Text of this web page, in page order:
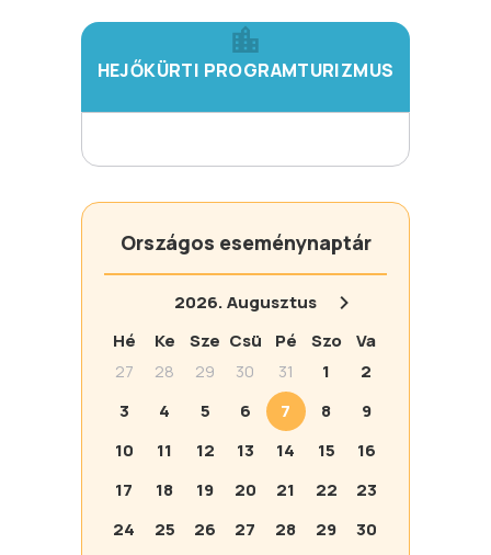
HEJŐKÜRTI PROGRAMTURIZMUS
Országos eseménynaptár
2026.Augusztus
Hé
Ke Sze Csü Pé Szo
Va
27
28 29 30 31 1
2
3
4 5 6 7 8
9
10
11 12 13 14 15
16
17
18 19 20 21 22
23
24
25 26 27 28 29
30